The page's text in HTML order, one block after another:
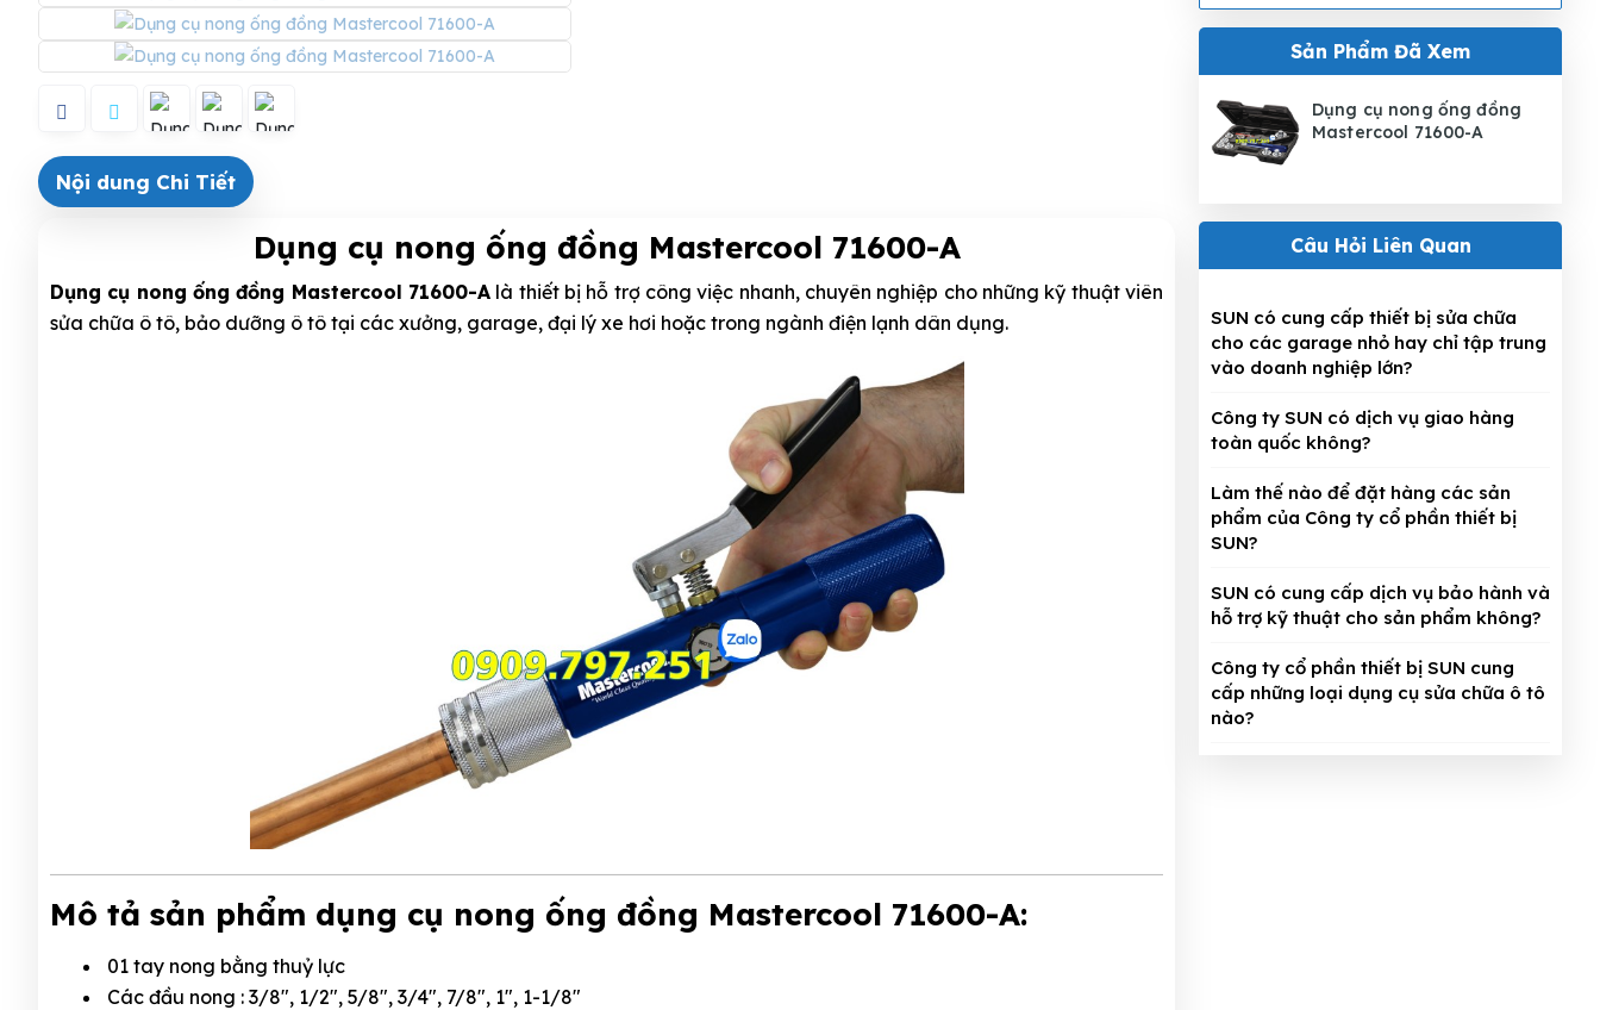
Nội dung Chi Tiết
Dụng cụ nong ống đồng Mastercool 71600-A
Dụng cụ nong ống đồng Mastercool 71600-A là thiết bị hỗ trợ công việc nhanh, chuyên nghiệp cho những kỹ thuật viên
sửa chữa ô tô, bảo dưỡng ô tô tại các xưởng, garage, đại lý xe hơi hoặc trong ngành điện lạnh dân dụng.
Mô tả sản phẩm dụng cụ nong ống đồng Mastercool 71600-A:
01 tay nong bằng thuỷ lực
Các đầu nong : 3/8", 1/2", 5/8", 3/4", 7/8", 1", 1-1/8"
Sản Phẩm Đã Xem
Dụng cụ nong ống đồng
Mastercool 71600-A
Câu Hỏi Liên Quan
SUN có cung cấp thiết bị sửa chữa
cho các garage nhỏ hay chỉ tập trung
vào doanh nghiệp lớn?
Công ty SUN có dịch vụ giao hàng
toàn quốc không?
Làm thế nào để đặt hàng các sản
phẩm của Công ty cổ phần thiết bị
SUN?
SUN có cung cấp dịch vụ bảo hành và
hỗ trợ kỹ thuật cho sản phẩm không?
Công ty cổ phần thiết bị SUN cung
cấp những loại dụng cụ sửa chữa ô tô
nào?